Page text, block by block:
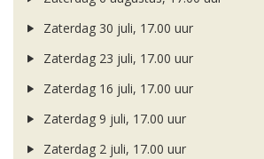
Zaterdag 30 juli, 17.00 uur
Zaterdag 23 juli, 17.00 uur
Zaterdag 16 juli, 17.00 uur
Zaterdag 9 juli, 17.00 uur
Zaterdag 2 juli, 17.00 uur